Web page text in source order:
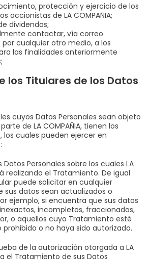
protección y ejercicio de los
accionistas de LA COMPAÑIA;
dividendos;
contactar, vía correo
cualquier otro medio, a los
las finalidades anteriormente
los Titulares de los Datos
cuyos Datos Personales sean objeto
de LA COMPAÑIA, tienen los
los cuales pueden ejercer en
Datos Personales sobre los cuales LA
realizando el Tratamiento. De igual
puede solicitar en cualquier
sus datos sean actualizados o
ejemplo, si encuentra que sus datos
incompletos, fraccionados,
o aquellos cuyo Tratamiento esté
o no haya sido autorizado.
de la autorización otorgada a LA
el Tratamiento de sus Datos